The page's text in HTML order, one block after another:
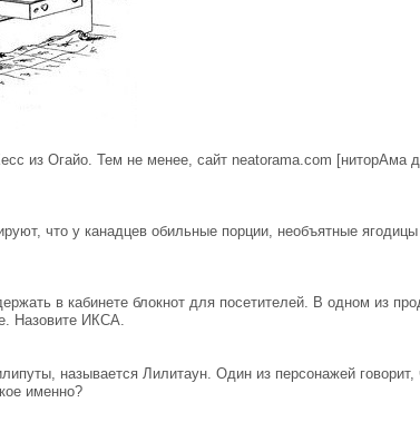
из Огайо. Тем не менее, сайт neatorama.com [ниторАма
что у канадцев обильные порции, необъятные
в кабинете блокнот для посетителей. В одном из
Назовите ИКСА.
называется Лилитаун. Один из персонажей говорит,
именно?